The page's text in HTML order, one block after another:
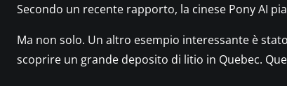
t
v
e
Secondo un recente rapporto, la cinese Pony AI
Ma non solo. Un altro esempio interessante è
scoprire un grande deposito di litio in Quebec.